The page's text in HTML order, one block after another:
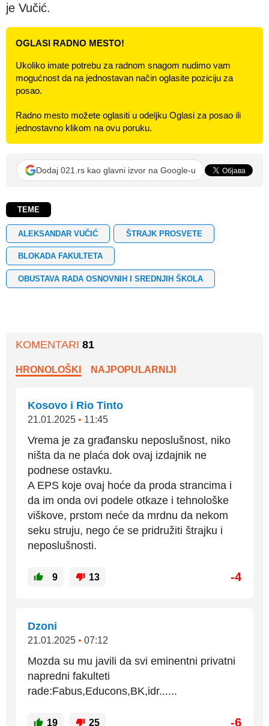
je Vučić.
OGLASI RADNO MESTO!
Ukoliko imate potrebu za radnom snagom nudimo vam
mogućnost da na jednostavan način oglasite poziciju za
posao.
Radno mesto možete oglasiti u odeljku Oglasi za posao ili
jednostavno klikom na ovu poruku.
Dodaj 021.rs kao glavni izvor na Google-u
TEME
ALEKSANDAR VUČIĆ ŠTRAJK PROSVETE
BLOKADA FAKULTETA
OBUSTAVA RADA OSNOVNIH I SREDNJIH ŠKOLA
KOMENTARI 81
HRONOLOŠKI NAJPOPULARNIJI
Kosovo i Rio Tinto
21.01.2025 • 11:45
Vrema je za građansku neposlušnost, niko
ništa da ne plaća dok ovaj izdajnik ne
podnese ostavku.
A EPS koje ovaj hoće da proda strancima i
da im onda ovi podele otkaze i tehnološke
viškove, prstom neće da mrdnu da nekom
seku struju, nego će se pridružiti štrajku i
neposlušnosti.
9 13 -4
Dzoni
21.01.2025 • 07:12
Mozda su mu javili da svi eminentni privatni
napredni fakulteti
rade:Fabus,Educons,BK,idr......
19 25 -6